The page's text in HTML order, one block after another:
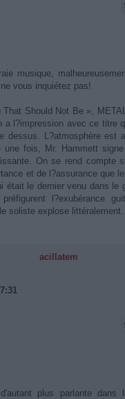
musique,
vous inquiétez pas!
Should Not Be »,
a l?impression avec ce titre
dessus. L?atmosphère est
une fois, Mr. Hammett
On se rend compte
et de l?assurance que
était le dernier venu dans le
l?exubérance
soliste explose littéralement.
acillatem
plus parlante dans